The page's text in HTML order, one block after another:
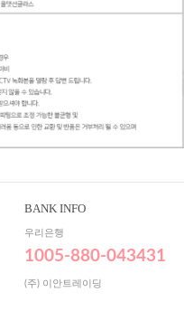
BANK INFO
우리은행
1005-880-043431
(주) 이안트레이딩